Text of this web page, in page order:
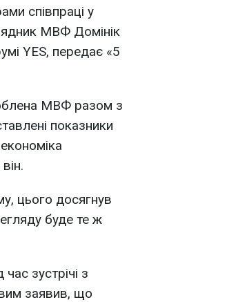
співпраці у
МВФ Домінік
YES, передає «5
МВФ разом з
показники
цього досягнув
буде те ж
зустрічі з
заявив, що